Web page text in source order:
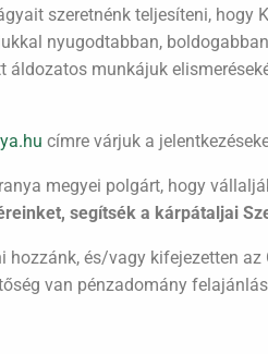
szeretnénk teljesíteni, hogy
nyugodtabban,
munkájuk
címre várjuk a
megyei polgárt, hogy
segítsék a kárpátaljai
és/vagy kifejezetten az
van pénzadomány